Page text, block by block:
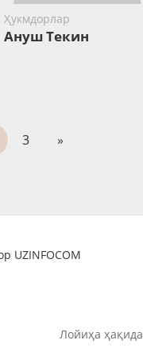
Ҳукмдорлар
Ануш Текин
3 »
UZINFOCOM
Лойиҳа ҳақида